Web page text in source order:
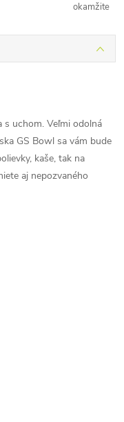
okamžite
s uchom. Veľmi odolná
GS Bowl sa vám bude
kaše, tak na
aj nepozvaného